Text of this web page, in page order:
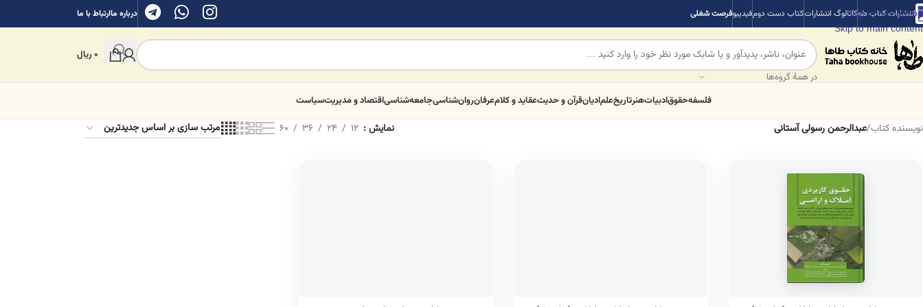
Skip to navigation
Skip to main content
انتشارات کتاب طهکاتالوگ انتشاراتکتاب دست دومفیدیبوفرصت شغلی درباره ماارتباط با ما
در همهٔ گروه‌ها
0ریال
فلسفهحقوقادبیاتهنرتاریخعلمادیانقرآن و حدیثعقاید و کلامعرفانروان‌شناسیجامعه‌شناسیاقتصاد و مدیریتسیاست
نویسنده کتاب/عبدالرحمن رسولی آستانی نمایش 12
24
36
60